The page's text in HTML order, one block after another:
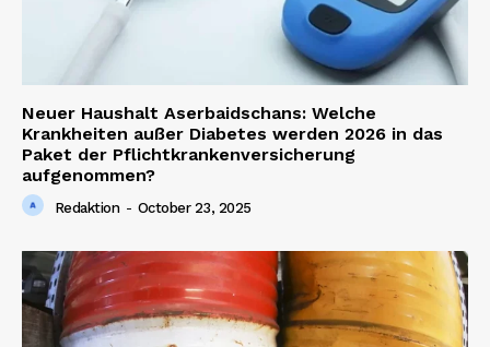
Magazine PRO
Neuer Haushalt Aserbaidschans: Welche
Krankheiten außer Diabetes werden 2026 in das
Paket der Pflichtkrankenversicherung
aufgenommen?
Redaktion - October 23, 2025